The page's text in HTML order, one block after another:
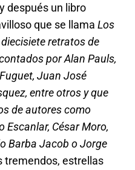
después un libro
que se llama Los
retratos de
por Alan Pauls,
Juan José
entre otros y que
de autores como
Escanlar, César Moro,
Barba Jacob o Jorge
tremendos, estrellas